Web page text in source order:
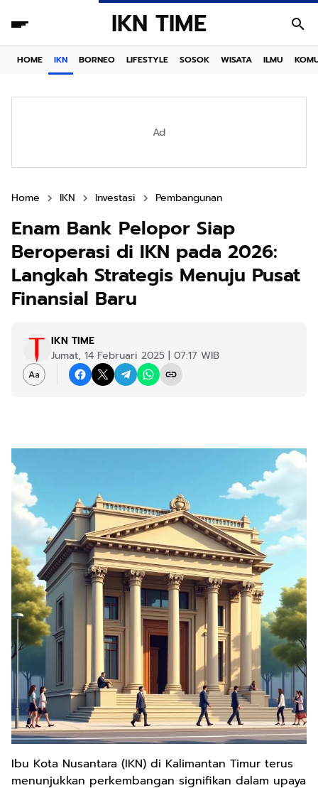
IKN TIME
HOME IKN BORNEO LIFESTYLE SOSOK WISATA ILMU
Ad
Home IKN Investasi Pembangunan
Enam Bank Pelopor Siap
Beroperasi di IKN pada 2026:
Langkah Strategis Menuju Pusat
Finansial Baru
IKN TIME
Jumat, 14 Februari 2025 | 07:17 WIB
Ibu Kota Nusantara (IKN) di Kalimantan Timur terus
menunjukkan perkembangan signifikan dalam upaya